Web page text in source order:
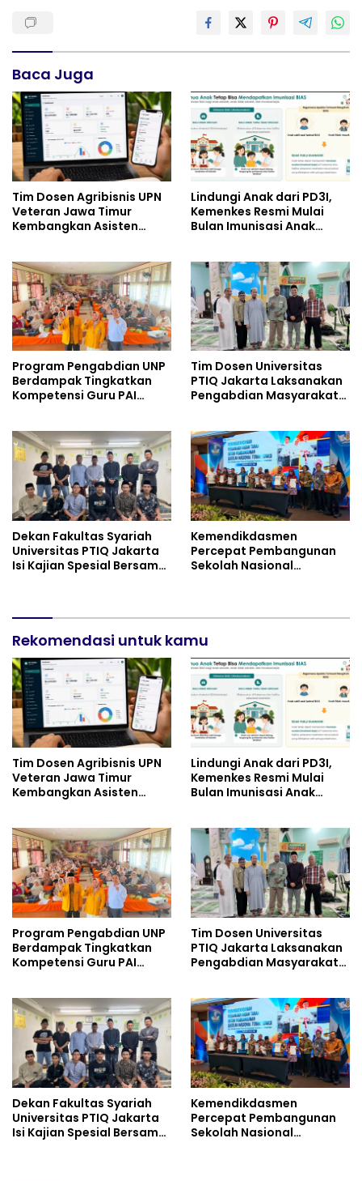
Baca Juga
Tim Dosen Agribisnis UPN
Veteran Jawa Timur
Kembangkan Asisten
UMKM
Lindungi Anak dari PD3I,
Kemenkes Resmi Mulai
Bulan Imunisasi Anak
Program Pengabdian UNP
Berdampak Tingkatkan
Kompetensi Guru PAI
Tim Dosen Universitas
PTIQ Jakarta Laksanakan
Pengabdian Masyarakat
Dekan Fakultas Syariah
Universitas PTIQ Jakarta
Isi Kajian Spesial Bersama
Kemendikdasmen
Percepat Pembangunan
Sekolah Nasional
Rekomendasi untuk kamu
Tim Dosen Agribisnis UPN
Veteran Jawa Timur
Kembangkan Asisten
UMKM
Lindungi Anak dari PD3I,
Kemenkes Resmi Mulai
Bulan Imunisasi Anak
Program Pengabdian UNP
Berdampak Tingkatkan
Kompetensi Guru PAI
Tim Dosen Universitas
PTIQ Jakarta Laksanakan
Pengabdian Masyarakat
Dekan Fakultas Syariah
Universitas PTIQ Jakarta
Isi Kajian Spesial Bersama
Kemendikdasmen
Percepat Pembangunan
Sekolah Nasional